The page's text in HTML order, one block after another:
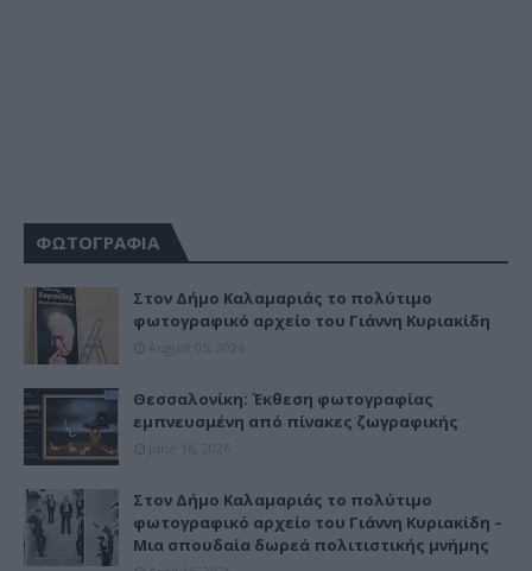
ΦΩΤΟΓΡΑΦΙΑ
Στον Δήμο Καλαμαριάς το πολύτιμο
φωτογραφικό αρχείο του Γιάννη Κυριακίδη
Θεσσαλονίκη: Έκθεση φωτογραφίας
εμπνευσμένη από πίνακες ζωγραφικής
Στον Δήμο Καλαμαριάς το πολύτιμο
φωτογραφικό αρχείο του Γιάννη Κυριακίδη –
Μια σπουδαία δωρεά πολιτιστικής μνήμης